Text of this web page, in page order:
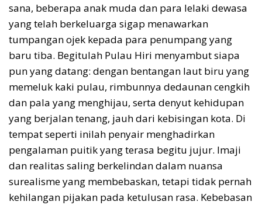
sana, beberapa anak muda dan para lelaki dewasa
yang telah berkeluarga sigap menawarkan
tumpangan ojek kepada para penumpang yang
baru tiba. Begitulah Pulau Hiri menyambut siapa
pun yang datang: dengan bentangan laut biru yang
memeluk kaki pulau, rimbunnya dedaunan cengkih
dan pala yang menghijau, serta denyut kehidupan
yang berjalan tenang, jauh dari kebisingan kota. Di
tempat seperti inilah penyair menghadirkan
pengalaman puitik yang terasa begitu jujur. Imaji
dan realitas saling berkelindan dalam nuansa
surealisme yang membebaskan, tetapi tidak pernah
kehilangan pijakan pada ketulusan rasa. Kebebasan